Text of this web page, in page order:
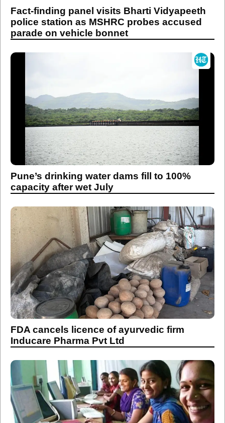
Fact-finding panel visits Bharti Vidyapeeth
police station as MSHRC probes accused
parade on vehicle bonnet
Pune’s drinking water dams fill to 100%
capacity after wet July
FDA cancels licence of ayurvedic firm
Inducare Pharma Pvt Ltd